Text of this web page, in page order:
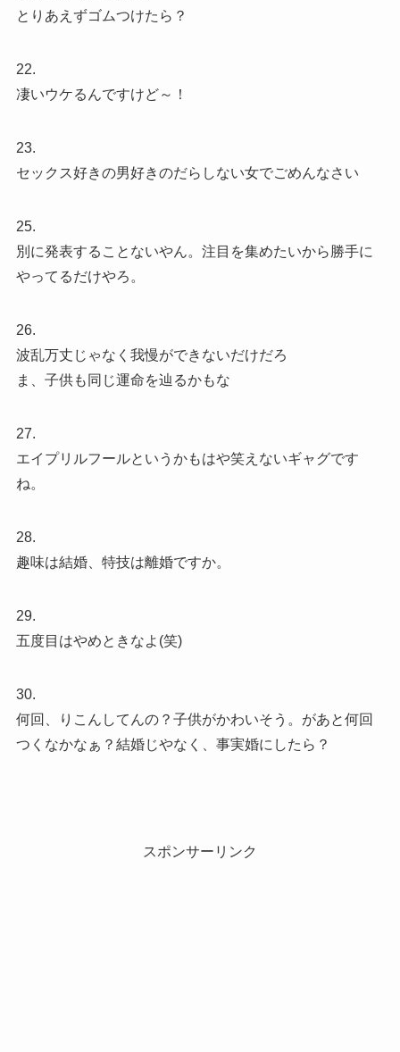
とりあえずゴムつけたら？
22.
凄いウケるんですけど～！
23.
セックス好きの男好きのだらしない女でごめんなさい
25.
別に発表することないやん。注目を集めたいから勝手に
やってるだけやろ。
26.
波乱万丈じゃなく我慢ができないだけだろ
ま、子供も同じ運命を辿るかもな
27.
エイプリルフールというかもはや笑えないギャグです
ね。
28.
趣味は結婚、特技は離婚ですか。
29.
五度目はやめときなよ(笑)
30.
何回、りこんしてんの？子供がかわいそう。があと何回
つくなかなぁ？結婚じやなく、事実婚にしたら？
スポンサーリンク